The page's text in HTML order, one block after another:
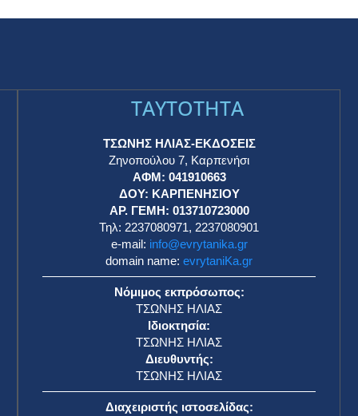
TAYTOTHTA
ΤΣΩΝΗΣ ΗΛΙΑΣ-ΕΚΔΟΣΕΙΣ
Ζηνοπούλου 7, Καρπενήσι
ΑΦΜ: 041910663
ΔΟΥ: ΚΑΡΠΕΝΗΣΙΟΥ
ΑΡ. ΓΕΜΗ: 013710723000
Τηλ: 2237080971, 2237080901
e-mail: info@evrytanika.gr
domain name: evrytaniKa.gr
Νόμιμος εκπρόσωπος:
ΤΣΩΝΗΣ ΗΛΙΑΣ
Ιδιοκτησία:
ΤΣΩΝΗΣ ΗΛΙΑΣ
Διευθυντής:
ΤΣΩΝΗΣ ΗΛΙΑΣ
Διαχειριστής ιστοσελίδας: